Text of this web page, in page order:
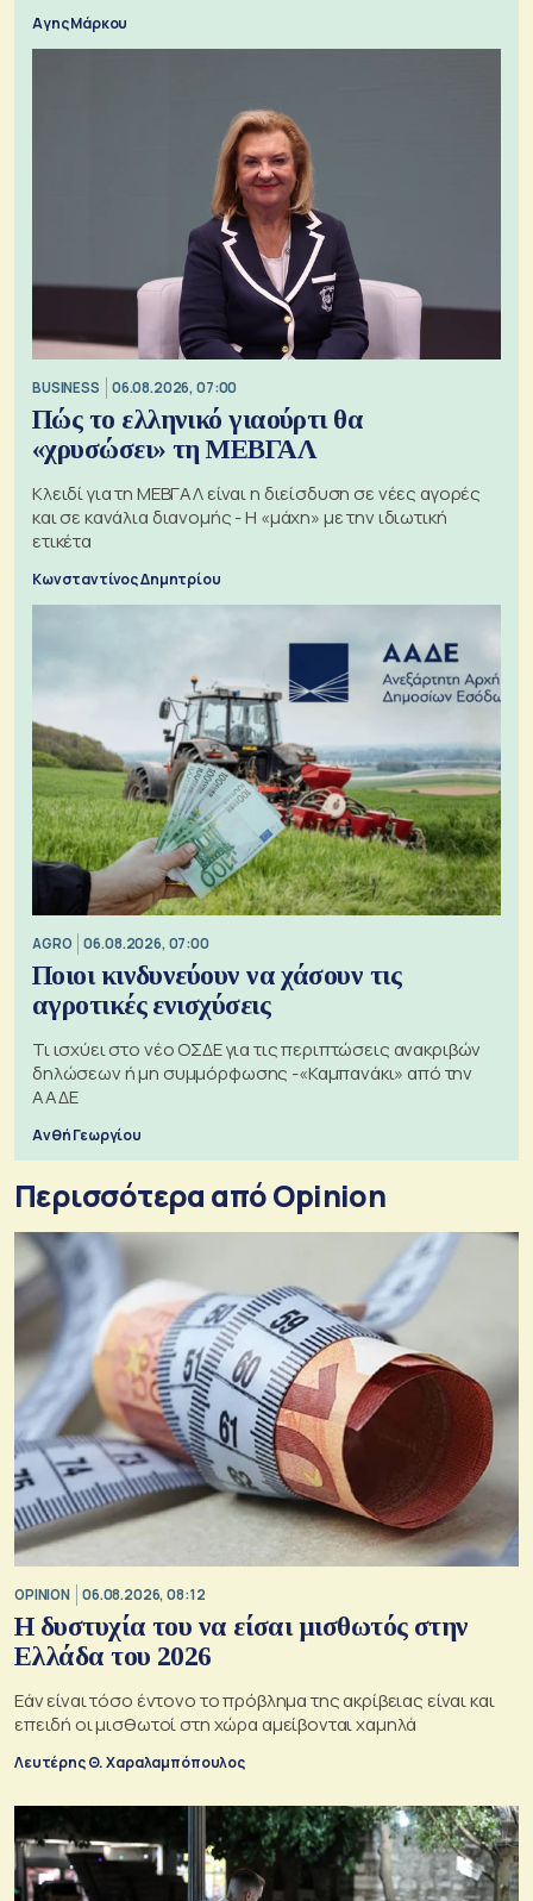
Αγης Μάρκου
BUSINESS 06.08.2026, 07:00
Πώς το ελληνικό γιαούρτι θα
«χρυσώσει» τη ΜΕΒΓΑΛ
Κλειδί για τη ΜΕΒΓΑΛ είναι η διείσδυση σε νέες αγορές
και σε κανάλια διανομής - Η «μάχη» με την ιδιωτική
ετικέτα
Κωνσταντίνος Δημητρίου
AGRO 06.08.2026, 07:00
Ποιοι κινδυνεύουν να χάσουν τις
αγροτικές ενισχύσεις
Τι ισχύει στο νέο ΟΣΔΕ για τις περιπτώσεις ανακριβών
δηλώσεων ή μη συμμόρφωσης -«Καμπανάκι» από την
ΑΑΔΕ
Ανθή Γεωργίου
Περισσότερα από Opinion
OPINION 06.08.2026, 08:12
Η δυστυχία του να είσαι μισθωτός στην
Ελλάδα του 2026
Εάν είναι τόσο έντονο το πρόβλημα της ακρίβειας είναι και
επειδή οι μισθωτοί στη χώρα αμείβονται χαμηλά
Λευτέρης Θ. Χαραλαμπόπουλος